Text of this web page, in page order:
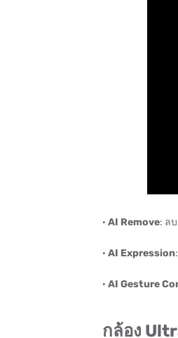
· AI Remove: ล
· AI Expression
· AI Gesture
กล้อง